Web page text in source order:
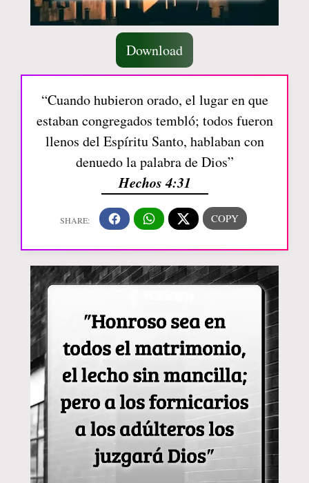
Download
“Cuando hubieron orado, el lugar en que
estaban congregados tembló; todos fueron
llenos del Espíritu Santo, hablaban con
denuedo la palabra de Dios”
Hechos 4:31